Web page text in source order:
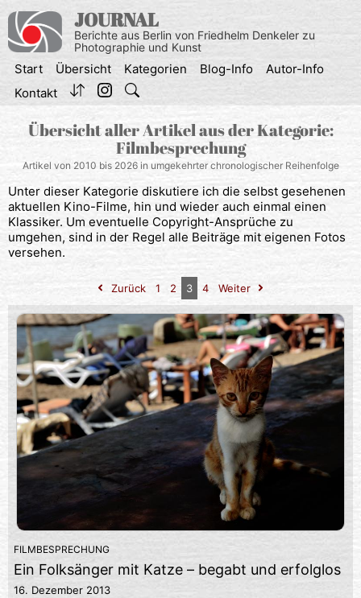
Inhalt
springen
JOURNAL
Berichte aus Berlin von Friedhelm Denkeler zu
Photographie und Kunst
Start Übersicht Kategorien Blog-Info
Autor-Info
Kontakt
Übersicht aller Artikel aus der Kategorie:
Filmbesprechung
Artikel von 2010 bis 2026 in umgekehrter chronologischer Reihenfolge
Unter dieser Kategorie diskutiere ich die selbst gesehenen
aktuellen Kino-Filme, hin und wieder auch einmal einen
Klassiker. Um eventuelle Copyright-Ansprüche zu
umgehen, sind in der Regel alle Beiträge mit eigenen Fotos
versehen.
Zurück 1 2 3 4 Weiter
FILMBESPRECHUNG
Ein Folksänger mit Katze – begabt und erfolglos
16. Dezember 2013